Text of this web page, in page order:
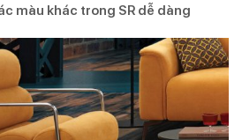
màu khác trong SR dễ dàng